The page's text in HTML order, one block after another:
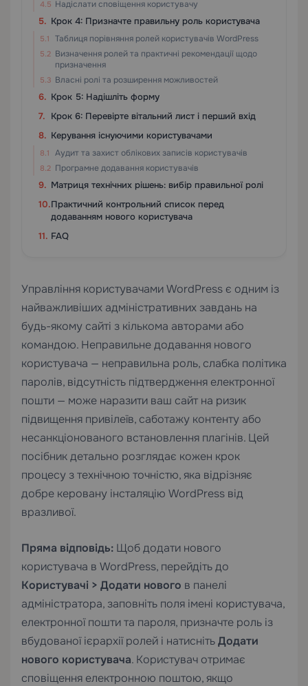
Надіслати сповіщення користувачу
Крок 4: Призначте правильну роль користувача
Таблиця порівняння ролей користувачів WordPress
Визначення ролей та практичні рекомендації щодо
призначення
Власні ролі та розширення можливостей
Крок 5: Надішліть форму
Крок 6: Перевірте вітальний лист і перший вхід
Керування існуючими користувачами
Аудит та захист облікових записів користувачів
Програмне додавання користувачів
Матриця технічних рішень: вибір правильної ролі
Практичний контрольний список перед
додаванням нового користувача
FAQ
Управління користувачами WordPress є одним із
найважливіших адміністративних завдань на
будь-якому сайті з кількома авторами або
командою. Неправильне додавання нового
користувача — неправильна роль, слабка політика
паролів, відсутність підтвердження електронної
пошти — може наразити ваш сайт на ризик
підвищення привілеїв, саботажу контенту або
несанкціонованого встановлення плагінів. Цей
посібник детально розглядає кожен крок
процесу з технічною точністю, яка відрізняє
добре керовану інсталяцію WordPress від
вразливої.
Пряма відповідь: Щоб додати нового
користувача в WordPress, перейдіть до
Користувачі > Додати нового в панелі
адміністратора, заповніть поля імені користувача,
електронної пошти та пароля, призначте роль із
вбудованої ієрархії ролей і натиснітьДодати
нового користувача. Користувач отримає
сповіщення електронною поштою, якщо